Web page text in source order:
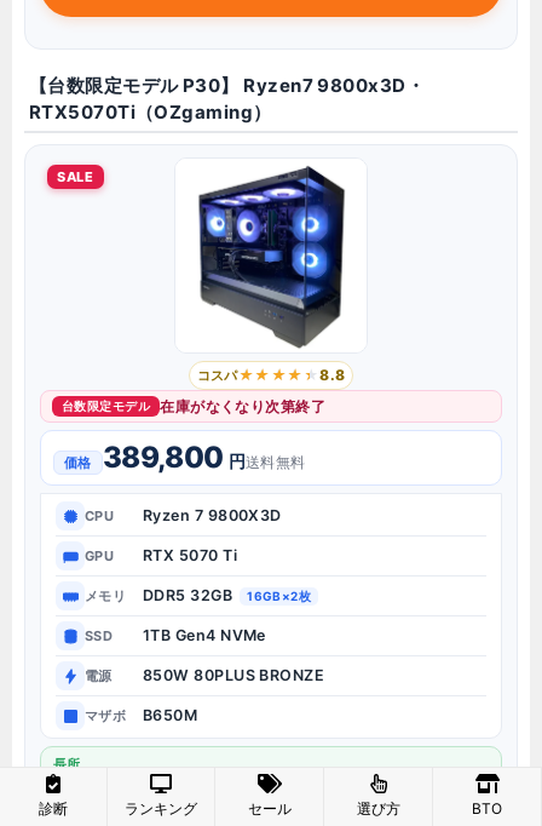
【台数限定モデル P30】 Ryzen7 9800x3D・
RTX5070Ti（OZgaming）
SALE
コスパ 8.8
台数限定モデル 在庫がなくなり次第終了
価格 389,800 円送料無料
CPU Ryzen 7 9800X3D
GPU RTX 5070 Ti
メモリ DDR5 32GB 16GB×2枚
SSD 1TB Gen4 NVMe
電源 850W 80PLUS BRONZE
マザボ B650M
長所
ゲーム最強クラスのRyzen 7 9800X3D搭載
診断 ランキング セール 選び方 BTO